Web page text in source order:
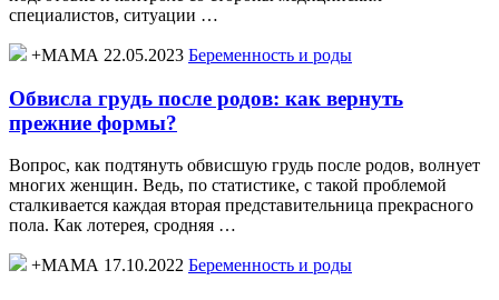
специалистов, ситуации …
+МАМА 22.05.2023 Беременность и роды
Обвисла грудь после родов: как вернуть
прежние формы?
Вопрос, как подтянуть обвисшую грудь после родов, волнует
многих женщин. Ведь, по статистике, с такой проблемой
сталкивается каждая вторая представительница прекрасного
пола. Как лотерея, сродняя …
+МАМА 17.10.2022 Беременность и роды